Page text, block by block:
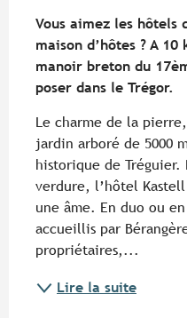
Vous aimez les hôtels
maison d’hôtes ? A
manoir breton du
poser dans le Trégor.
Le charme de la
jardin arboré de 5000
historique de Tréguier.
verdure, l’hôtel
une âme. En duo ou
accueillis par
propriétaires,...
Lire la suite